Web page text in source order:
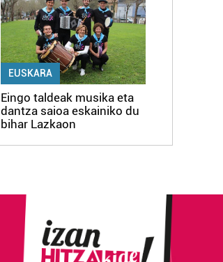
EUSKARA
Eingo taldeak musika eta
dantza saioa eskainiko du
bihar Lazkaon